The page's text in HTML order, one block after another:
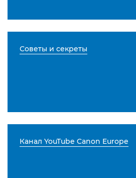
Советы и секреты
Канал YouTube Canon Europe